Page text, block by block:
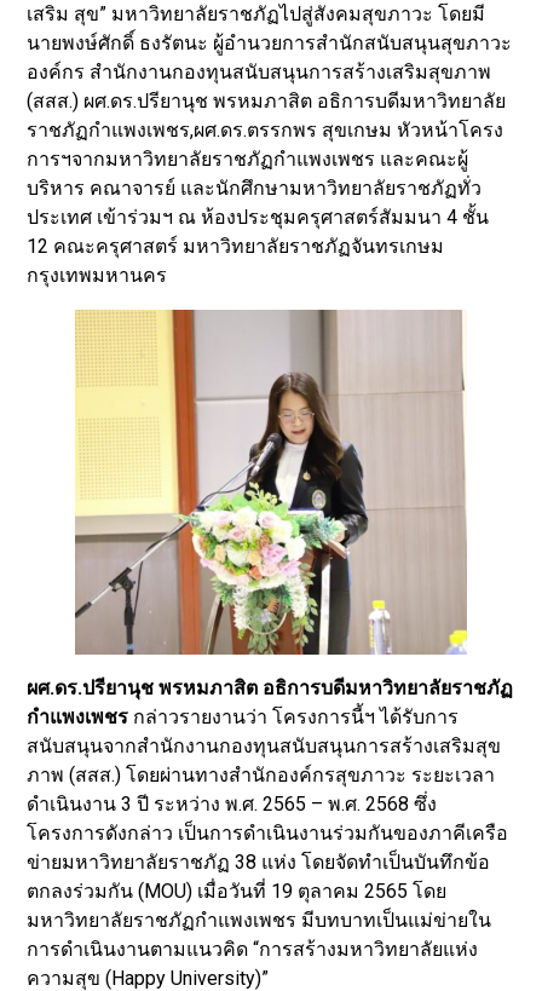
เสริม สุข” มหาวิทยาลัยราชภัฏไปสู่สังคมสุขภาวะ โดยมี
นายพงษ์ศักดิ์ ธงรัตนะ ผู้อำนวยการสำนักสนับสนุนสุขภาวะ
องค์กร สำนักงานกองทุนสนับสนุนการสร้างเสริมสุขภาพ
(สสส.) ผศ.ดร.ปรียานุช พรหมภาสิต อธิการบดีมหาวิทยาลัย
ราชภัฏกำแพงเพชร,ผศ.ดร.ตรรกพร สุขเกษม หัวหน้าโครง
การฯจากมหาวิทยาลัยราชภัฏกำแพงเพชร และคณะผู้
บริหาร คณาจารย์ และนักศึกษามหาวิทยาลัยราชภัฏทั่ว
ประเทศ เข้าร่วมฯ ณ ห้องประชุมครุศาสตร์สัมมนา 4 ชั้น
12 คณะครุศาสตร์ มหาวิทยาลัยราชภัฏจันทรเกษม
กรุงเทพมหานคร
ผศ.ดร.ปรียานุช พรหมภาสิต อธิการบดีมหาวิทยาลัยราชภัฏ
กำแพงเพชร กล่าวรายงานว่า โครงการนี้ฯ ได้รับการ
สนับสนุนจากสำนักงานกองทุนสนับสนุนการสร้างเสริมสุข
ภาพ (สสส.) โดยผ่านทางสำนักองค์กรสุขภาวะ ระยะเวลา
ดำเนินงาน 3 ปี ระหว่าง พ.ศ. 2565 – พ.ศ. 2568 ซึ่ง
โครงการดังกล่าว เป็นการดำเนินงานร่วมกันของภาคีเครือ
ข่ายมหาวิทยาลัยราชภัฏ 38 แห่ง โดยจัดทำเป็นบันทึกข้อ
ตกลงร่วมกัน (MOU) เมื่อวันที่ 19 ตุลาคม 2565 โดย
มหาวิทยาลัยราชภัฏกำแพงเพชร มีบทบาทเป็นแม่ข่ายใน
การดำเนินงานตามแนวคิด “การสร้างมหาวิทยาลัยแห่ง
ความสุข (Happy University)”